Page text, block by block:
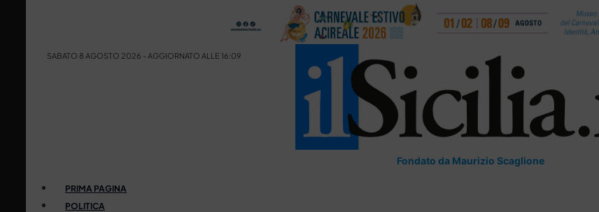
SABATO 8 AGOSTO 2026 - AGGIORNATO ALLE 16:09
Fondato da Maurizio Scaglione
PRIMA PAGINA
POLITICA